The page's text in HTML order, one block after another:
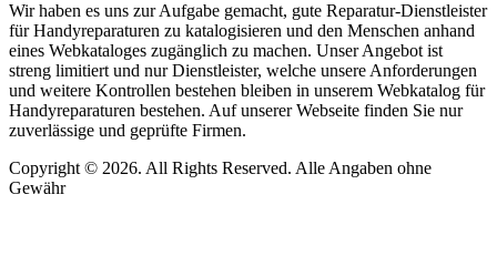
Wir haben es uns zur Aufgabe gemacht, gute Reparatur-Dienstleister
für Handyreparaturen zu katalogisieren und den Menschen anhand
eines Webkataloges zugänglich zu machen. Unser Angebot ist
streng limitiert und nur Dienstleister, welche unsere Anforderungen
und weitere Kontrollen bestehen bleiben in unserem Webkatalog für
Handyreparaturen bestehen. Auf unserer Webseite finden Sie nur
zuverlässige und geprüfte Firmen.
Copyright © 2026. All Rights Reserved. Alle Angaben ohne
Gewähr